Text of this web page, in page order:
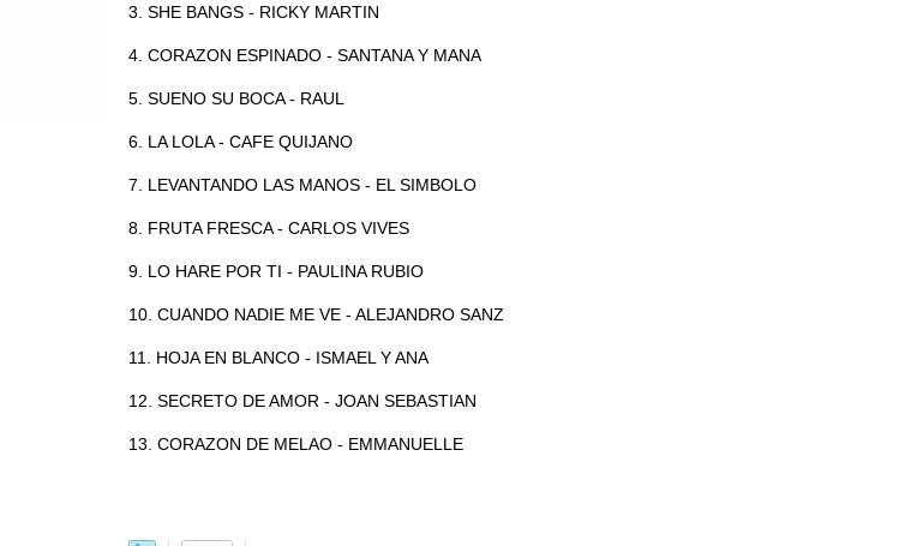
3. SHE BANGS - RICKY MARTIN
4. CORAZON ESPINADO - SANTANA Y MANA
5. SUENO SU BOCA - RAUL
6. LA LOLA - CAFE QUIJANO
7. LEVANTANDO LAS MANOS - EL SIMBOLO
8. FRUTA FRESCA - CARLOS VIVES
9. LO HARE POR TI - PAULINA RUBIO
10. CUANDO NADIE ME VE - ALEJANDRO SANZ
11. HOJA EN BLANCO - ISMAEL Y ANA
12. SECRETO DE AMOR - JOAN SEBASTIAN
13. CORAZON DE MELAO - EMMANUELLE